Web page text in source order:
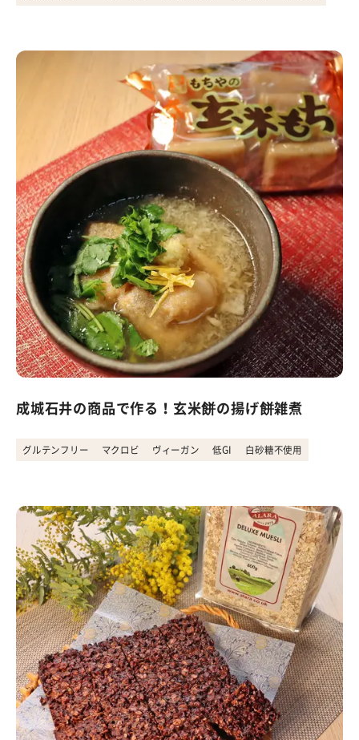
成城石井の商品で作る！玄米餅の揚げ餅雑煮
グルテンフリー マクロビ ヴィーガン 低GI 白砂糖不使用